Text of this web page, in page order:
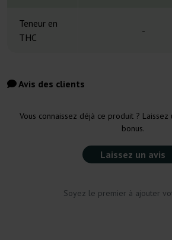
Teneur en
THC
-
Avis des clients
Vous connaissez déjà ce produit ?
bonus.
Laissez un avis
Soyez le premier à ajouter